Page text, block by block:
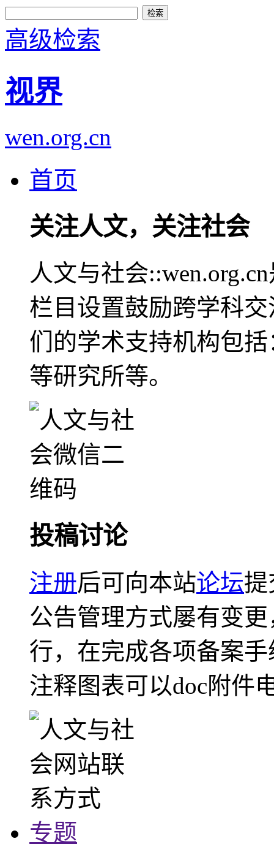
高级检索
视界
wen.org.cn
首页
关注人文，关注社会
人文与社会
栏目设置鼓励跨学科
们的学术支持机构包
等研究所等。
投稿讨论
注册后可向本站论坛提
公告管理方式屡有变
行，在完成各项备案
注释图表可以doc附件
专题